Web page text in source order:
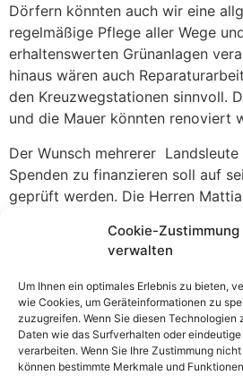
Cookie-Zustimmung
verwalten
Um Ihnen ein optimales Erlebnis zu bieten,
wie Cookies, um Geräteinformationen zu
zuzugreifen. Wenn Sie diesen Technologien
Daten wie das Surfverhalten oder
verarbeiten. Wenn Sie Ihre Zustimmung
können bestimmte Merkmale und
Dörfern könnten auch wir eine
regelmäßige Pflege aller Wege
erhaltenswerten Grünanlagen
hinaus wären auch
den Kreuzwegstationen sinnvoll.
und die Mauer könnten renoviert
Der Wunsch mehrerer
Spenden zu finanzieren soll auf
geprüft werden. Die Herren
Deutschsanktpeter vor Ort klären
Arbeiten organisiert werden
Friedhofsgärtner).
Mit einem Rundbrief und durch
www.deutschsanktpeter.de
Fortgang des Projektes